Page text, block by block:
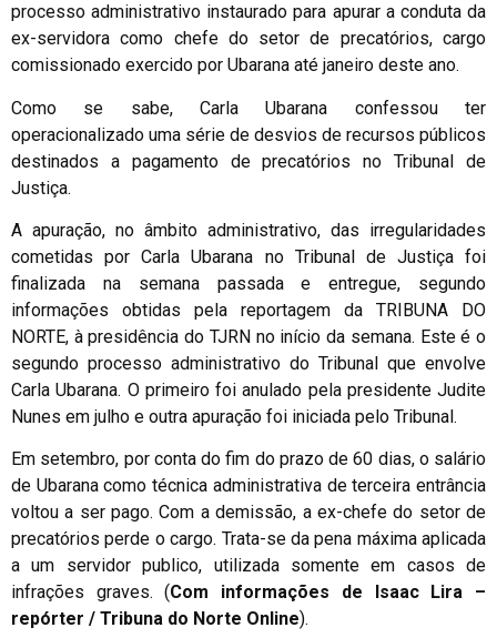
processo administrativo instaurado para apurar a conduta da
ex-servidora como chefe do setor de precatórios, cargo
comissionado exercido por Ubarana até janeiro deste ano.
Como se sabe, Carla Ubarana confessou ter
operacionalizado uma série de desvios de recursos públicos
destinados a pagamento de precatórios no Tribunal de
Justiça.
A apuração, no âmbito administrativo, das irregularidades
cometidas por Carla Ubarana no Tribunal de Justiça foi
finalizada na semana passada e entregue, segundo
informações obtidas pela reportagem da TRIBUNA DO
NORTE, à presidência do TJRN no início da semana. Este é o
segundo processo administrativo do Tribunal que envolve
Carla Ubarana. O primeiro foi anulado pela presidente Judite
Nunes em julho e outra apuração foi iniciada pelo Tribunal.
Em setembro, por conta do fim do prazo de 60 dias, o salário
de Ubarana como técnica administrativa de terceira entrância
voltou a ser pago. Com a demissão, a ex-chefe do setor de
precatórios perde o cargo. Trata-se da pena máxima aplicada
a um servidor publico, utilizada somente em casos de
infrações graves. (Com informações de Isaac Lira –
repórter / Tribuna do Norte Online).